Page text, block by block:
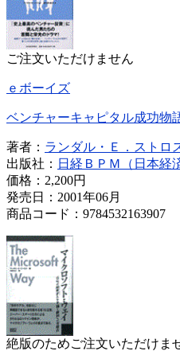
ご注文いただけません
ｅボーイズ
ベンチャーキャピタル成功物
著者： ランダル・Ｅ．ストロ
出版社： 日経ＢＰＭ（日本経
価格： 2,200円
発売日：2001年06月
商品コード：9784532163907
絶版のためご注文いただけま